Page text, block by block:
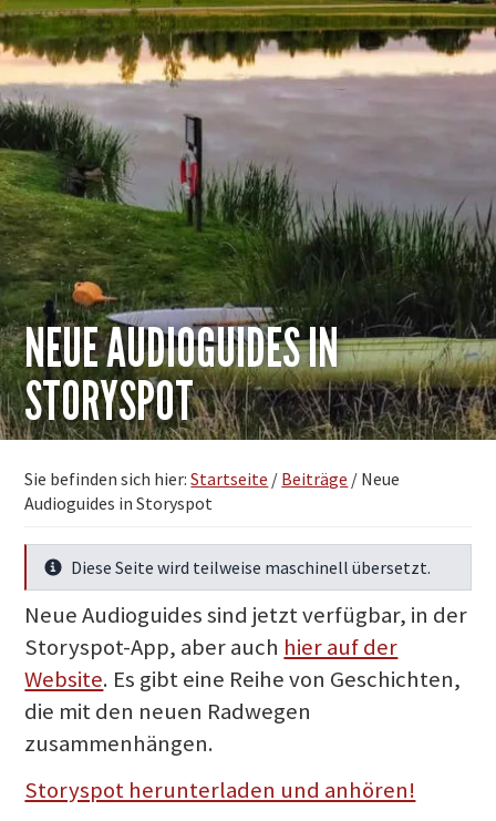
NEUE AUDIOGUIDES IN
STORYSPOT
Sie befinden sich hier:Startseite / Beiträge / Neue
Audioguides in Storyspot
Mehr Infos
Diese Seite wird teilweise maschinell übersetzt.
Neue Audioguides sind jetzt verfügbar, in der
Storyspot-App, aber auch hier auf der
Website. Es gibt eine Reihe von Geschichten,
die mit den neuen Radwegen
zusammenhängen.
Storyspot herunterladen und anhören!